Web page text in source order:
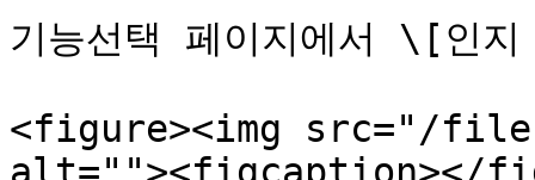
기능선택 페이지에서 \[인
<figure><img src="/files/